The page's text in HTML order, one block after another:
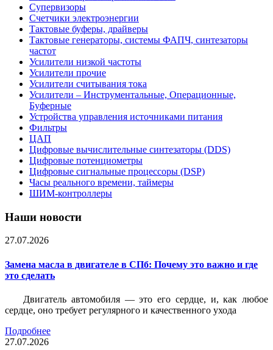
Супервизоры
Счетчики электроэнергии
Тактовые буферы, драйверы
Тактовые генераторы, системы ФАПЧ, синтезаторы
частот
Усилители низкой частоты
Усилители прочие
Усилители считывания тока
Усилители – Инструментальные, Операционные,
Буферные
Устройства управления источниками питания
Фильтры
ЦАП
Цифровые вычислительные синтезаторы (DDS)
Цифровые потенциометры
Цифровые сигнальные процессоры (DSP)
Часы реального времени, таймеры
ШИМ-контроллеры
Наши новости
27.07.2026
Замена масла в двигателе в СПб: Почему это важно и где
это сделать
Двигатель автомобиля — это его сердце, и, как любое
сердце, оно требует регулярного и качественного ухода
Подробнее
27.07.2026